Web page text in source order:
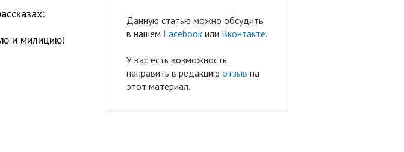
и милицию!
Данную статью можно обсудить
в нашем Facebook или Вконтакте.
У вас есть возможность
направить в редакцию отзыв на
этот материал.